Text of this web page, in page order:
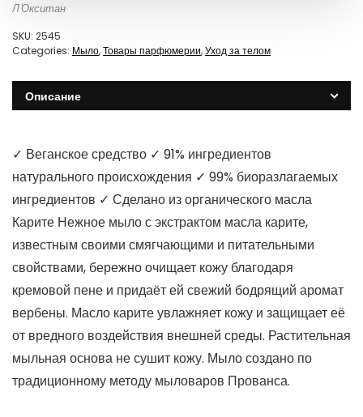
Л'Окситан
SKU: 2545
Categories: Мыло,Товары парфюмерии,Уход за телом
Описание
✓ Веганское средство ✓ 91% ингредиентов
натурального происхождения ✓ 99% биоразлагаемых
ингредиентов ✓ Сделано из органического масла
Карите Нежное мыло с экстрактом масла карите,
известным своими смягчающими и питательными
свойствами, бережно очищает кожу благодаря
кремовой пене и придаёт ей свежий бодрящий аромат
вербены. Масло карите увлажняет кожу и защищает её
от вредного воздействия внешней среды. Растительная
мыльная основа не сушит кожу. Мыло создано по
традиционному методу мыловаров Прованса.